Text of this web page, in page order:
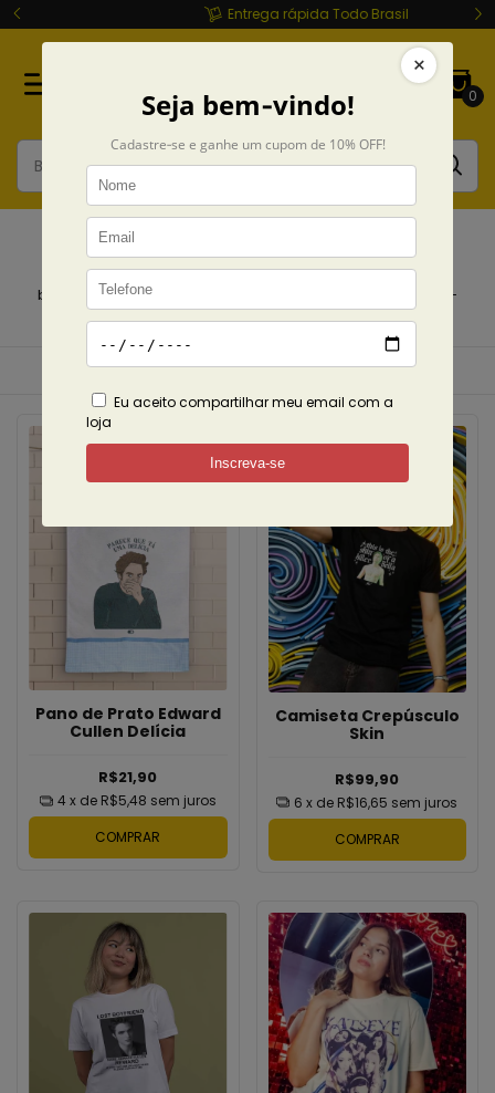
Entrega rápida Todo Brasil
0
Coleções
Coleções
breadcrumbs.para-sua-casa
breadcrumbs.products
breadcrumbs.pano-de-prato-
zeca-paz
Ordenar Filtrar
Pano de Prato Edward
Cullen Delícia
R$21,90
4 x de R$5,48 sem juros
COMPRAR
Camiseta Crepúsculo
Skin
R$99,90
6 x de R$16,65 sem juros
COMPRAR